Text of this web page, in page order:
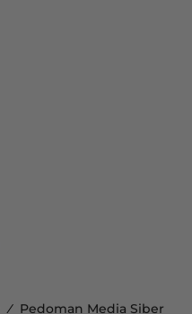
Pedoman Media Siber